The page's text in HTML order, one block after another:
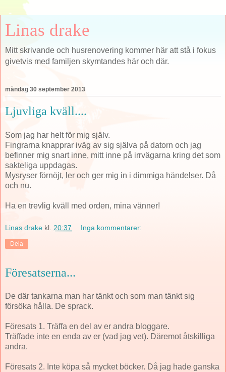
Linas drake
Mitt skrivande och husrenovering kommer här att stå i fokus
givetvis med familjen skymtandes här och där.
måndag 30 september 2013
Ljuvliga kväll....
Som jag har helt för mig själv.
Fingrarna knapprar iväg av sig själva på datorn och jag
befinner mig snart inne, mitt inne på irrvägarna kring det som
sakteliga uppdagas.
Mysryser förnöjt, ler och ger mig in i dimmiga händelser. Då
och nu.
Ha en trevlig kväll med orden, mina vänner!
Linas drake kl. 20:37 Inga kommentarer:
Dela
Föresatserna...
De där tankarna man har tänkt och som man tänkt sig
försöka hålla. De sprack.
Föresats 1. Träffa en del av er andra bloggare.
Träffade inte en enda av er (vad jag vet). Däremot åtskilliga
andra.
Föresats 2. Inte köpa så mycket böcker. Då jag hade ganska